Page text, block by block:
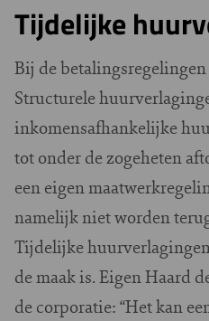
Tijdelijke
Bij de
Structurele
inkomensafhankelijke
tot onder de zogeheten
een eigen
namelijk niet worden
Tijdelijke
de maak is. Eigen Haard
de corporatie: “Het kan